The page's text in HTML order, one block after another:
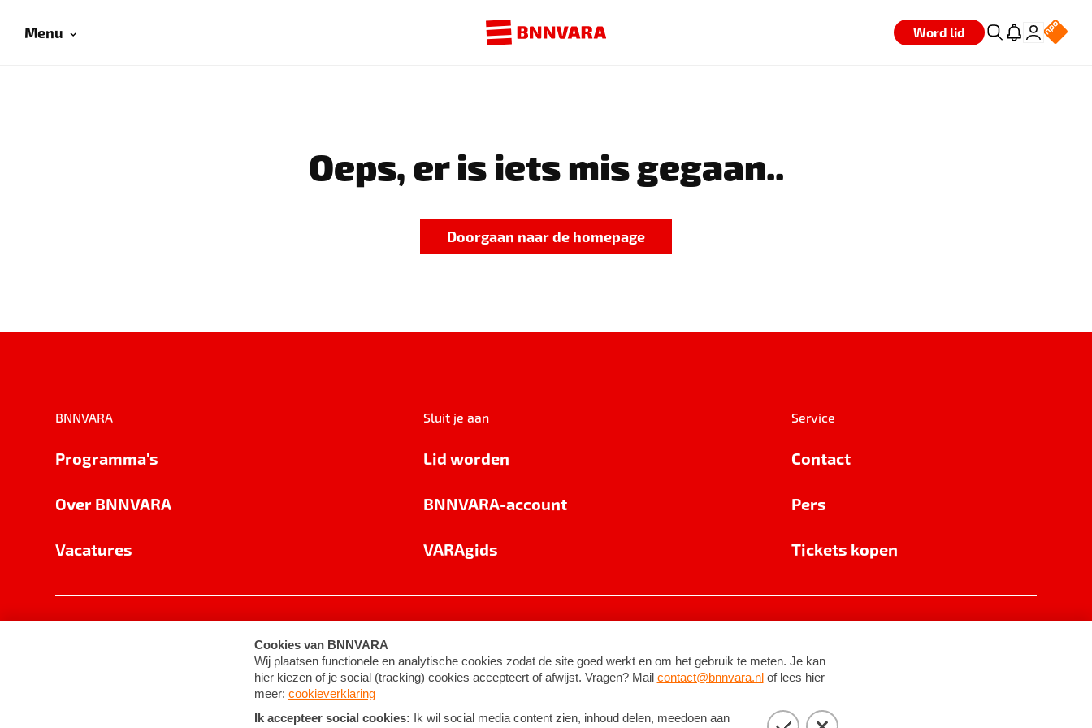
Menu Word lid
Oeps, er is iets mis gegaan..
Doorgaan naar de homepage
BNNVARA
Programma's
Over BNNVARA
Vacatures
Sluit je aan
Lid worden
BNNVARA-account
VARAgids
Service
Contact
Pers
Tickets kopen
Cookie-instellingen Algemene voorwaarden ©2026BNNVARA